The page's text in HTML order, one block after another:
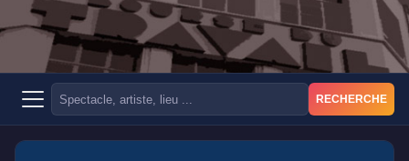
RECHERCHE